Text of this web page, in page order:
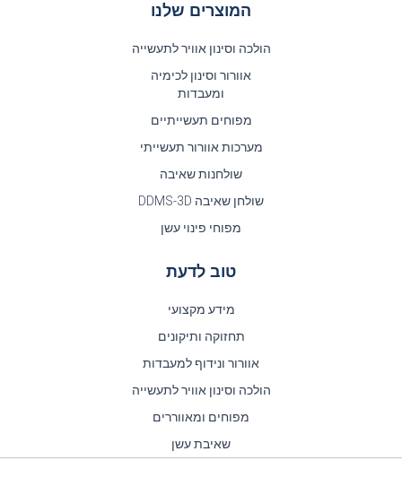
המוצרים שלנו
הולכה וסינון אוויר לתעשייה
אוורור וסינון לכימיה
ומעבדות
מפוחים תעשייתיים
מערכות אוורור תעשייתי
שולחנות שאיבה
שולחן שאיבה DDMS-3D
מפוחי פינוי עשן
טוב לדעת
מידע מקצועי
תחזוקה ותיקונים
אוורור ונידוף למעבדות
הולכה וסינון אוויר לתעשייה
מפוחים ומאווררים
שאיבת עשן